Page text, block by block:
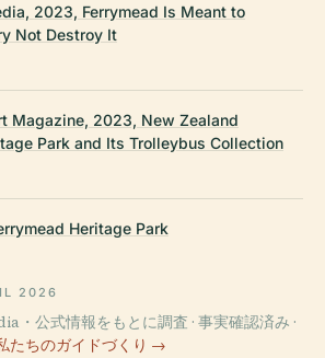
2023, Ferrymead Is Meant to
Not Destroy It
Magazine, 2023, New Zealand
Park and Its Trolleybus Collection
Heritage Park
2026
公式情報をもとに調査 · 事実確認済み ·
たちのガイドづくり →